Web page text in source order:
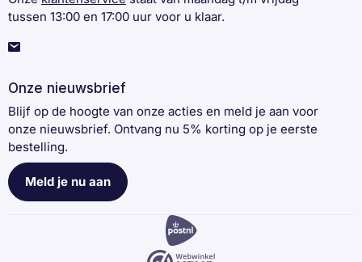
tussen 13:00 en 17:00 uur voor u klaar.
Onze nieuwsbrief
Blijf op de hoogte van onze acties en meld je aan voor
onze nieuwsbrief. Ontvang nu 5% korting op je eerste
bestelling.
Meld je nu aan